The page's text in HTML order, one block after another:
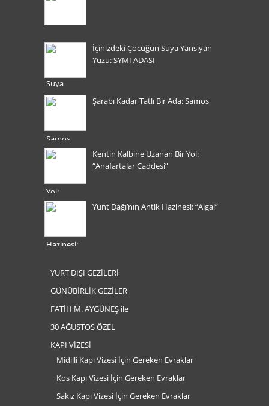
İçinizdeki Çocuğun Suya Yansıyan
Yüzü: SYMI ADASI
Şarabı Kadar Tatlı Bir Ada: Samos
Kentin Kalbine Uzanan Bir Yol:
“Anafartalar Caddesi”
Yunt Dağı’nın Antik Hazinesi: “Aigai”
YURT DIŞI GEZİLERİ
GÜNÜBİRLİK GEZİLER
FATİH M. AYGÜNEŞ ile
30 AĞUSTOS ÖZEL
KAPI VİZESİ
Midilli Kapı Vizesi İçin Gereken Evraklar
Kos Kapı Vizesi İçin Gereken Evraklar
Sakız Kapı Vizesi İçin Gereken Evraklar